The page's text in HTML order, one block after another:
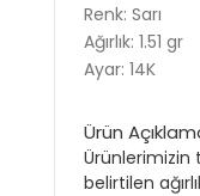
Renk: Sarı
Ağırlık: 1.51 gr
Ayar: 14K
Ürün
Ürünlerimizin
belirtilen